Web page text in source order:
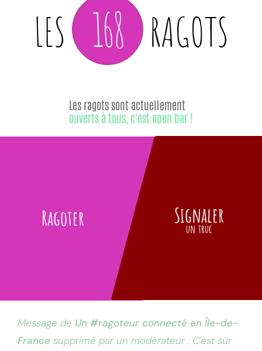
LES 168 RAGOTS
Ragoter
Les ragots sont actuellement
ouverts à tous, c'est open bar !
Signaler
un truc
Message de Un #ragoteur connecté en Île-de-
France supprimé par un modérateur : C'est sûr